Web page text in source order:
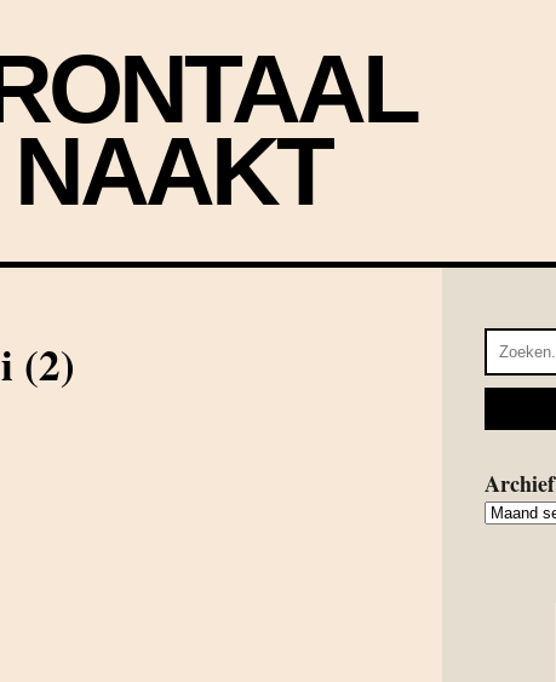
NAAKT
(2)
Archief
Archief